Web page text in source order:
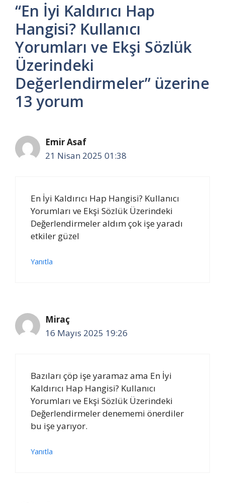
“En İyi Kaldırıcı Hap
Hangisi? Kullanıcı
Yorumları ve Ekşi Sözlük
Üzerindeki
Değerlendirmeler” üzerine
13 yorum
Emir Asaf
21 Nisan 2025 01:38
En İyi Kaldırıcı Hap Hangisi? Kullanıcı
Yorumları ve Ekşi Sözlük Üzerindeki
Değerlendirmeler aldım çok işe yaradı
etkiler güzel
Yanıtla
Miraç
16 Mayıs 2025 19:26
Bazıları çöp işe yaramaz ama En İyi
Kaldırıcı Hap Hangisi? Kullanıcı
Yorumları ve Ekşi Sözlük Üzerindeki
Değerlendirmeler denememi önerdiler
bu işe yarıyor.
Yanıtla